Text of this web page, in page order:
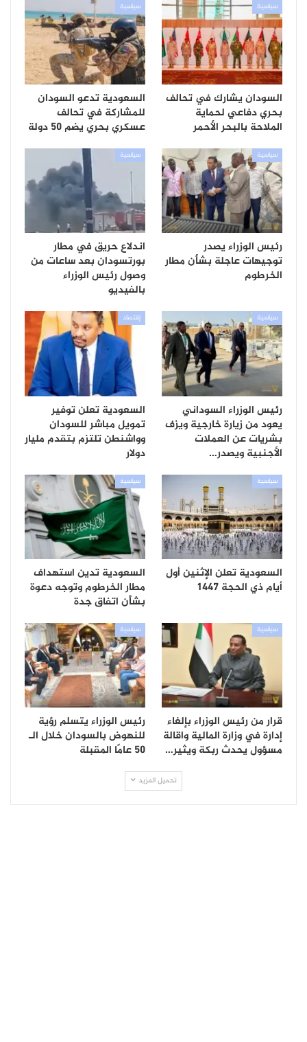
سياسية
السودان يشارك في تحالف
بحري دفاعي لحماية
الملاحة بالبحر الأحمر
سياسية
السعودية تدعو السودان
للمشاركة في تحالف
عسكري بحري يضم 50 دولة
سياسية
رئيس الوزراء يصدر
توجيهات عاجلة بشأن مطار
الخرطوم
سياسية
اندلاع حريق في مطار
بورتسودان بعد ساعات من
وصول رئيس الوزراء
بالفيديو
سياسية
رئيس الوزراء السوداني
يعود من زيارة خارجية ويزف
بشريات عن العملات
الأجنبية ويصدر…
إقتصاد
السعودية تعلن توفير
تمويل مباشر للسودان
وواشنطن تلتزم بتقدم مليار
دولار
سياسية
السعودية تعلن الإثنين أول
أيام ذي الحجة 1447
سياسية
السعودية تدين استهداف
مطار الخرطوم وتوجه دعوة
بشأن اتفاق جدة
سياسية
قرار من رئيس الوزراء بإلغاء
إدارة في وزارة المالية واقالة
مسؤول يحدث ربكة ويثير…
سياسية
رئيس الوزراء يتسلم رؤية
للنهوض بالسودان خلال الـ
50 عامًا المقبلة
تحميل المزيد